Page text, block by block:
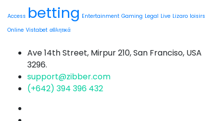
Access betting Entertainment Gaming Legal Live Lizaro loisirs
Online Vistabet αθλητικά
Ave 14th Street, Mirpur 210, San Franciso, USA
3296.
support@zibber.com
(+642) 394 396 432